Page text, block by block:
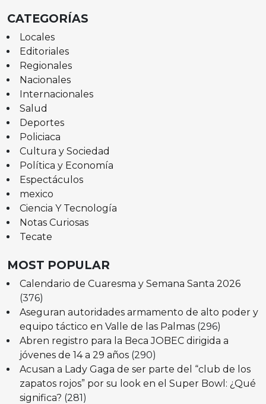
CATEGORÍAS
Locales
Editoriales
Regionales
Nacionales
Internacionales
Salud
Deportes
Policiaca
Cultura y Sociedad
Política y Economía
Espectáculos
mexico
Ciencia Y Tecnología
Notas Curiosas
Tecate
MOST POPULAR
Calendario de Cuaresma y Semana Santa 2026
(376)
Aseguran autoridades armamento de alto poder y
equipo táctico en Valle de las Palmas (296)
Abren registro para la Beca JOBEC dirigida a
jóvenes de 14 a 29 años (290)
Acusan a Lady Gaga de ser parte del “club de los
zapatos rojos” por su look en el Super Bowl: ¿Qué
significa? (281)